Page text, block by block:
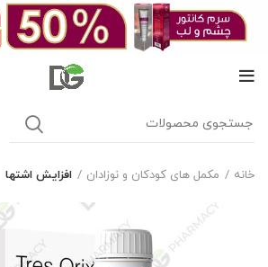
خانه مکمل های کودکان و نوزادان افزایش اشتها